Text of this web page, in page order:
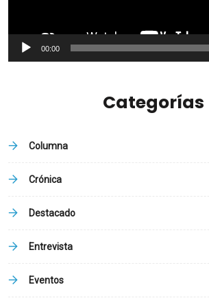
00:00
Categorías
Columna
Crónica
Destacado
Entrevista
Eventos